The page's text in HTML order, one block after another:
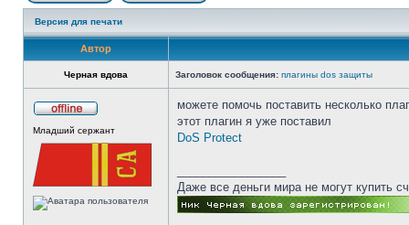
Начать новую тему Эта тема закрыта, вы не можете
Версия для печати
Автор
Черная вдова Заголовок сообщения: плагины dos защиты
в
сети
Младший сержант
можете помочь поставить несколько
этот плагин я уже поставил
DoS Protect
Даже все деньги мира не могут купить